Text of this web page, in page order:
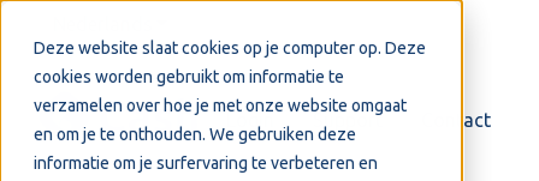
Deze website slaat cookies op je computer op. Deze
cookies worden gebruikt om informatie te
verzamelen over hoe je met onze website omgaat
en om je te onthouden. We gebruiken deze
informatie om je surfervaring te verbeteren en
Support Contact